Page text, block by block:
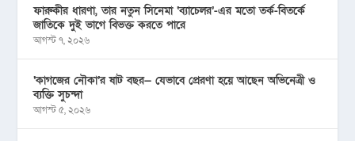
ফারুকীর ধারণা, তার নতুন সিনেমা ‘ব্যাচেলর’-এর মতো তর্ক-বিতর্কে
জাতিকে দুই ভাগে বিভক্ত করতে পারে
আগস্ট ৭, ২০২৬
‘কাগজের নৌকা’র ষাট বছর— যেভাবে প্রেরণা হয়ে আছেন অভিনেত্রী ও
ব্যক্তি সুচন্দা
আগস্ট ৫, ২০২৬